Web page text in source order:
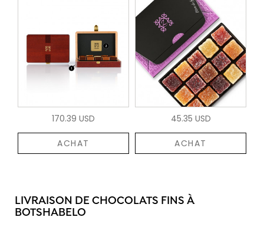
170.39 USD
ACHAT
45.35 USD
ACHAT
LIVRAISON DE CHOCOLATS FINS À
BOTSHABELO